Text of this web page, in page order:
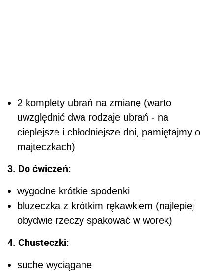
2 komplety ubrań na zmianę (warto
uwzględnić dwa rodzaje ubrań - na
cieplejsze i chłodniejsze dni, pamiętajmy o
majteczkach)
3. Do ćwiczeń:
wygodne krótkie spodenki
bluzeczka z krótkim rękawkiem (najlepiej
obydwie rzeczy spakować w worek)
4. Chusteczki:
suche wyciągane